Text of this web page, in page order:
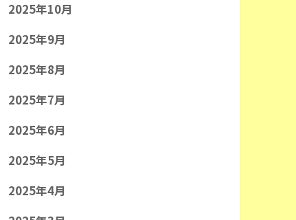
2025年10月
2025年9月
2025年8月
2025年7月
2025年6月
2025年5月
2025年4月